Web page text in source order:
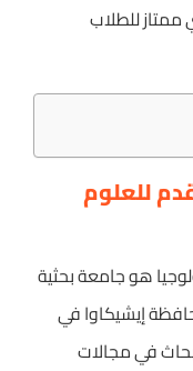
للطلاب
للعلوم
هو جامعة بحثية
إيشيكاوا في
على الأبحاث في مجالات